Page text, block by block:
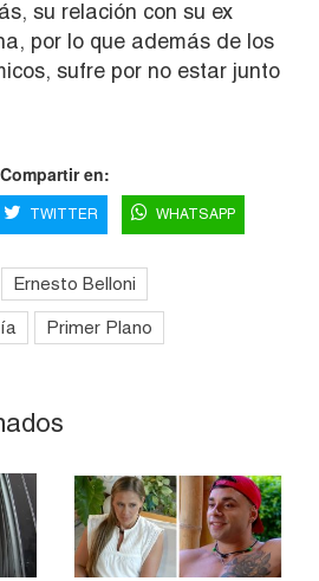
su relación con su ex
por lo que además de los
sufre por no estar junto
Compartir en:
TWITTER WHATSAPP
Ernesto Belloni
Primer Plano